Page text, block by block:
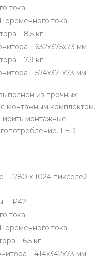
тока
тока
– 8.5 кг
– 632х375х73 мм
– 7.9 кг
– 574х371х73 мм
из прочных
монтажным комплектом.
монтажные
LED
1280 х 1024 пикселей
- IP42
тока
тока
– 6.5 кг
– 414х342х73 мм